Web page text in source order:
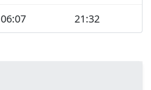
06:07 21:32